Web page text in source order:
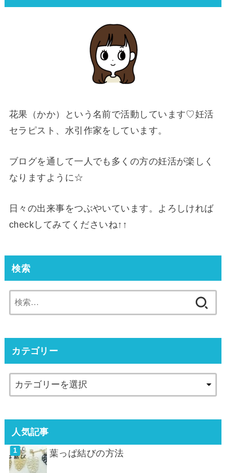
花果（かか）という名前で活動しています♡妊活
セラピスト、水引作家をしています。
ブログを通して一人でも多くの方の妊活が楽しく
なりますように☆
日々の出来事をつぶやいています。よろしければ
checkしてみてくださいね↑↑
検索
索:
カテゴリー
人気記事
葉っぱ結びの方法